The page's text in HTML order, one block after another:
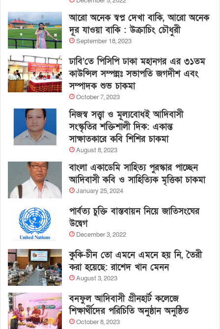
আরো অনেক স্বপ্ন দেখা বাকি, আরো অনেক
দূর যাওয়া বাকি : উক্রাচিং চৌধুরী
September 18, 2023
ঢাবি’তে পিসিপি ঢাকা মহানগর এর ৩১তম
কাউন্সিল সম্পন্নঃ সভাপতি জগদীশ এবং
সম্পাদক শুভ চাকমা
October 7, 2023
নিজস্ব সত্ত্বা ও মূল্যবোধই আদিবাসী
সংস্কৃতির শক্তিশালী দিক: একান্ত
সাক্ষাতকারে কবি শিশির চাকমা
August 8, 2023
বাংলা একাডেমি সাহিত্য পুরস্কার পাচ্ছেন
আদিবাসী কবি ও সাহিত্যিক মৃত্তিকা চাকমা
January 25, 2024
পার্বত্য চুক্তি বাস্তবায়ন নিয়ে জাতিসংঘের
উদ্বেগ
December 3, 2022
কুকি-চীন তো এমনে এমনে হয় নি, তৈরী
করা হয়েছে: রাশেদ খান মেনন
August 3, 2023
বনফুল আদিবাসী গ্রীনহার্ট কলেজে
শিক্ষার্থীদের পরিচিতি অনুষ্ঠান অনুষ্ঠিত
October 8, 2023